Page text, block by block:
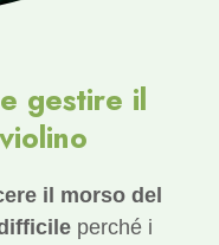
gestire il
il morso del
perché i